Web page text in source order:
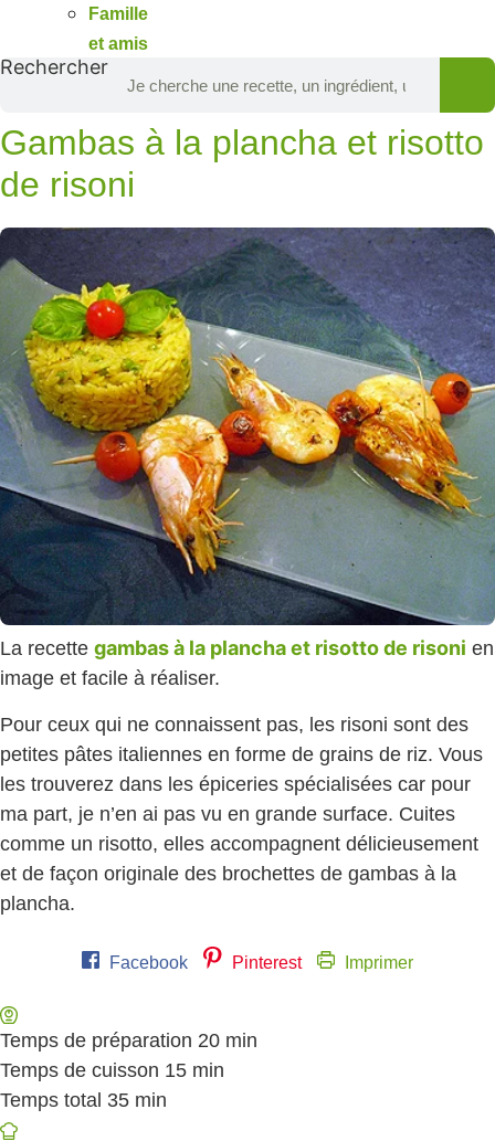
Famille
et amis
Rechercher
Gambas à la plancha et risotto
de risoni
La recette gambas à la plancha et risotto de risoni en
image et facile à réaliser.
Pour ceux qui ne connaissent pas, les risoni sont des
petites pâtes italiennes en forme de grains de riz. Vous
les trouverez dans les épiceries spécialisées car pour
ma part, je n’en ai pas vu en grande surface. Cuites
comme un risotto, elles accompagnent délicieusement
et de façon originale des brochettes de gambas à la
plancha.
Facebook Pinterest Imprimer
Temps de préparation 20 minutes
min
Temps de cuisson 15 minutes
min
Temps total 35 minutes
min